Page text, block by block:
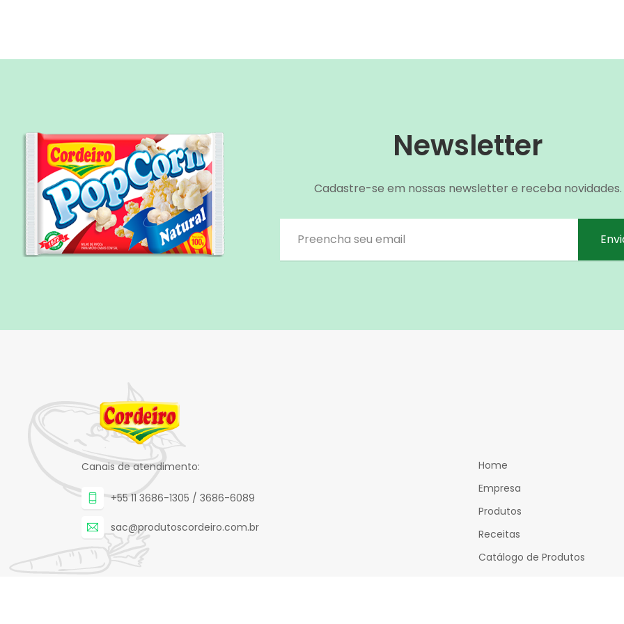
Newsletter
Cadastre-se em nossas newsletter e receba novidades.
Canais de atendimento:
+55 11 3686-1305 / 3686-6089
sac@produtoscordeiro.com.br
Home
Empresa
Produtos
Receitas
Catálogo de Produtos